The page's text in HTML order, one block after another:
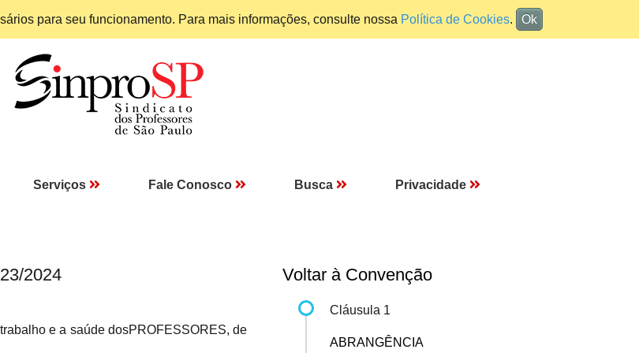
para seu funcionamento. Para mais informações, consulte nossa Política de Cookies. Ok
Serviços Fale Conosco Busca Privacidade
2024
e a saúde dosPROFESSORES, de
Voltar à Convenção
Cláusula 1
ABRANGÊNCIA